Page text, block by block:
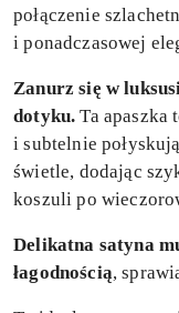
połączenie
i ponadczasowej
Zanurz się w
dotyku. Ta apaszka
i subtelnie
świetle, dodając
koszuli po
Delikatna satyna
łagodnością,